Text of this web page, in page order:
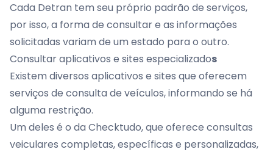
Cada Detran tem seu próprio padrão de serviços,
por isso, a forma de consultar e as informações
solicitadas variam de um estado para o outro.
Consultar aplicativos e sites especializados
Existem diversos aplicativos e sites que oferecem
serviços de consulta de veículos, informando se há
alguma restrição.
Um deles é o da Checktudo, que oferece consultas
veiculares completas, específicas e personalizadas,